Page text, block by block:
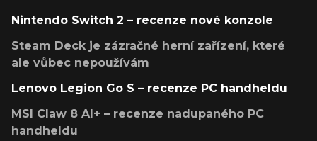
Nintendo Switch 2 – recenze nové konzole
Steam Deck je zázračné herní zařízení, které
ale vůbec nepoužívám
Lenovo Legion Go S – recenze PC handheldu
MSI Claw 8 AI+ – recenze nadupaného PC
handheldu